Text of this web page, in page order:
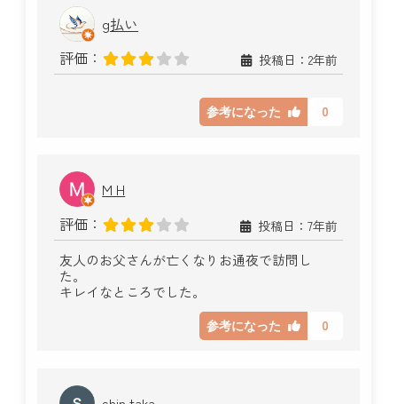
g払い
評価：
投稿日：2年前
参考になった 0
M H
評価：
投稿日：7年前
友人のお父さんが亡くなりお通夜で訪問し
た。
キレイなところでした。
参考になった 0